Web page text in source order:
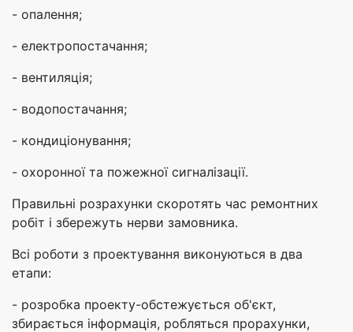
- опалення;
- електропостачання;
- вентиляція;
- водопостачання;
- кондиціонування;
- охоронної та пожежної сигналізації.
Правильні розрахунки скоротять час ремонтних
робіт і збережуть нерви замовника.
Всі роботи з проектування виконуються в два
етапи:
- розробка проекту-обстежується об'єкт,
збирається інформація, робляться прорахунки,